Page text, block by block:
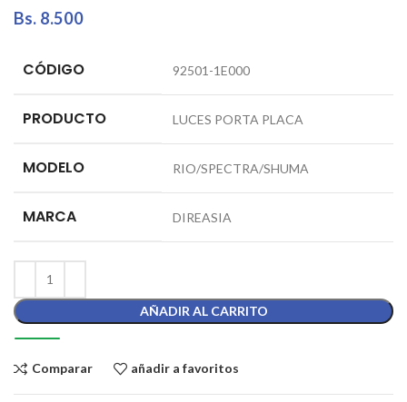
Bs. 8.500
CÓDIGO 92501-1E000
PRODUCTO LUCES PORTA PLACA
MODELO RIO/SPECTRA/SHUMA
MARCA DIREASIA
AÑADIR AL CARRITO
Comparar añadir a favoritos